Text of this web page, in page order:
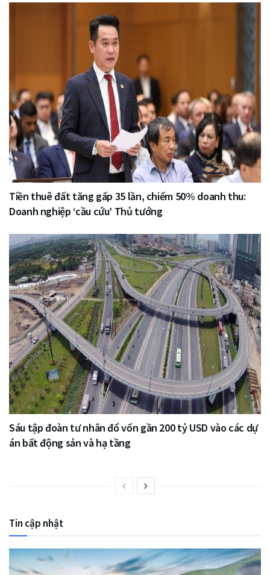
Tiền thuê đất tăng gấp 35 lần, chiếm 50% doanh thu:
Doanh nghiệp ‘cầu cứu’ Thủ tướng
Sáu tập đoàn tư nhân đổ vốn gần 200 tỷ USD vào các dự
án bất động sản và hạ tầng
Tin cập nhật